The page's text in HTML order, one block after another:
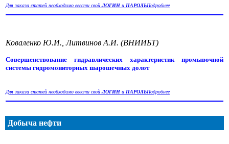
Для заказа статей необходимо ввести свойЛОГИН и ПАРОЛЬПодробнее
Коваленко Ю.И., Литвинов А.И. (ВНИИБТ)
Совершенствование гидравлических характеристик промывочной
системы гидромониторных шарошечных долот
Для заказа статей необходимо ввести свойЛОГИН и ПАРОЛЬПодробнее
Добыча нефти